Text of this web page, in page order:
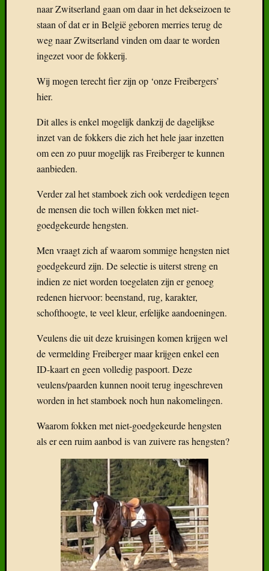
naar Zwitserland gaan om daar in het dekseizoen te
staan of dat er in België geboren merries terug de
weg naar Zwitserland vinden om daar te worden
ingezet voor de fokkerij.
Wij mogen terecht fier zijn op ‘onze Freibergers’
hier.
Dit alles is enkel mogelijk dankzij de dagelijkse
inzet van de fokkers die zich het hele jaar inzetten
om een zo puur mogelijk ras Freiberger te kunnen
aanbieden.
Verder zal het stamboek zich ook verdedigen tegen
de mensen die toch willen fokken met niet-
goedgekeurde hengsten.
Men vraagt zich af waarom sommige hengsten niet
goedgekeurd zijn. De selectie is uiterst streng en
indien ze niet worden toegelaten zijn er genoeg
redenen hiervoor: beenstand, rug, karakter,
schofthoogte, te veel kleur, erfelijke aandoeningen.
Veulens die uit deze kruisingen komen krijgen wel
de vermelding Freiberger maar krijgen enkel een
ID-kaart en geen volledig paspoort. Deze
veulens/paarden kunnen nooit terug ingeschreven
worden in het stamboek noch hun nakomelingen.
Waarom fokken met niet-goedgekeurde hengsten
als er een ruim aanbod is van zuivere ras hengsten?